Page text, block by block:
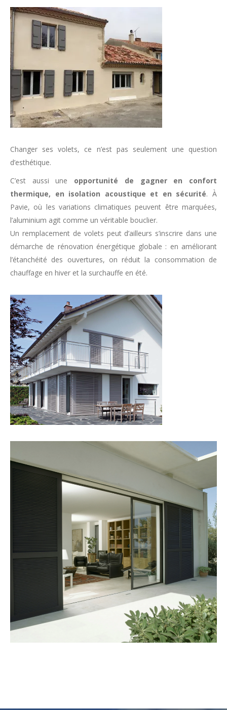
Changer ses volets, ce n’est pas seulement une question
d’esthétique.
C’est aussi une opportunité de gagner en confort
thermique, en isolation acoustique et en sécurité. À
Pavie, où les variations climatiques peuvent être marquées,
l’aluminium agit comme un véritable bouclier.
Un remplacement de volets peut d’ailleurs s’inscrire dans une
démarche de rénovation énergétique globale : en améliorant
l’étanchéité des ouvertures, on réduit la consommation de
chauffage en hiver et la surchauffe en été.